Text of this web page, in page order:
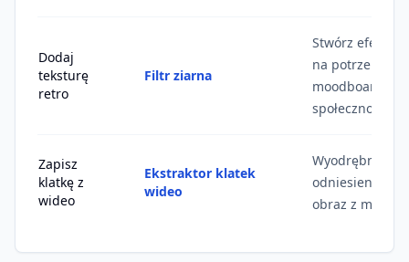
Dodaj
teksturę
retro
Filtr ziarna
Stwórz efekt
na potrzeby
moodboardów
Zapisz
klatkę z
wideo
Ekstraktor klatek
wideo
Wyodrębnij
odniesienia
obraz z